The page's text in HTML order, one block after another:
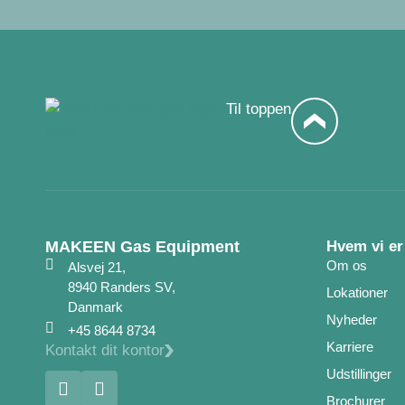
Til toppen
MAKEEN Gas Equipment
Alsvej 21,
8940 Randers SV,
Danmark
+45 8644 8734
Kontakt dit kontor
Hvem vi er
Om os
Lokationer
Nyheder
Karriere
Udstillinger
Brochurer